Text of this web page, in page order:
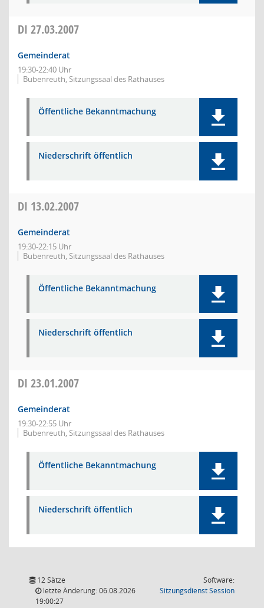
DI 27.03.2007
Gemeinderat
19:30-22:40 Uhr
Bubenreuth, Sitzungssaal des Rathauses
Öffentliche Bekanntmachung
Niederschrift öffentlich
DI 13.02.2007
Gemeinderat
19:30-22:15 Uhr
Bubenreuth, Sitzungssaal des Rathauses
Öffentliche Bekanntmachung
Niederschrift öffentlich
DI 23.01.2007
Gemeinderat
19:30-22:55 Uhr
Bubenreuth, Sitzungssaal des Rathauses
Öffentliche Bekanntmachung
Niederschrift öffentlich
12 Sätze
letzte Änderung: 06.08.2026
19:00:27
Software:
SitzungsdienstSession(Wird in